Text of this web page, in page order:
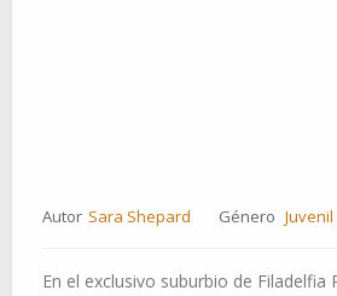
Autor Sara Shepard Género Juvenil
En el exclusivo suburbio de Filadelfia